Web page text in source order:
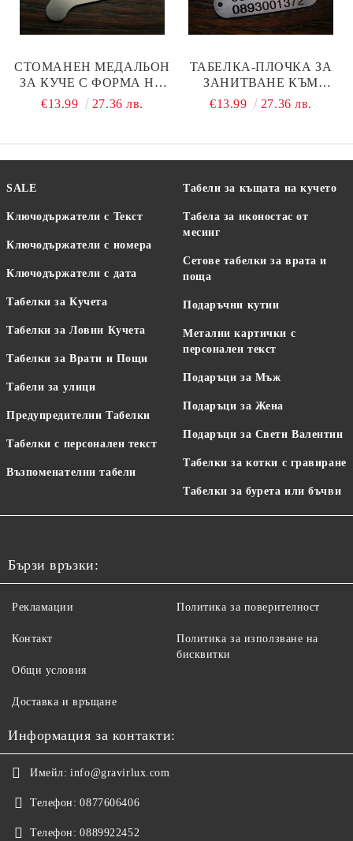
СТОМАНЕН МЕДАЛЬОН
ЗА КУЧЕ С ФОРМА НА
КОКАЛ - МОДЕЛ М 97
€13.99 27.36 лв.
ТАБЕЛКА-ПЛОЧКА ЗА
ЗАНИТВАНЕ КЪМ
КАИШКАТА НА КУЧЕТО
€13.99 27.36 лв.
SALE
Ключодържатели с Текст
Ключодържатели с номера
Ключодържатели с дата
Табелки за Кучета
Табелки за Ловни Кучета
Табелки за Врати и Пощи
Табели за улици
Предупредителни Табелки
Табелки с персонален текст
Възпоменателни табели
Табели за къщата на кучето
Табела за иконостас от
месинг
Сетове табелки за врата и
поща
Подаръчни кутии
Метални картички с
персонален текст
Подаръци за Мъж
Подаръци за Жена
Подаръци за Свети Валентин
Табелки за котки с гравиране
Табелки за бурета или бъчви
Бързи връзки:
Рекламации
Контакт
Общи условия
Доставка и връщане
Политика за поверителност
Политика за използване на
бисквитки
Информация за контакти:
Имейл: info@gravirlux.com
Телефон: 0877606406
Телефон: 0889922452